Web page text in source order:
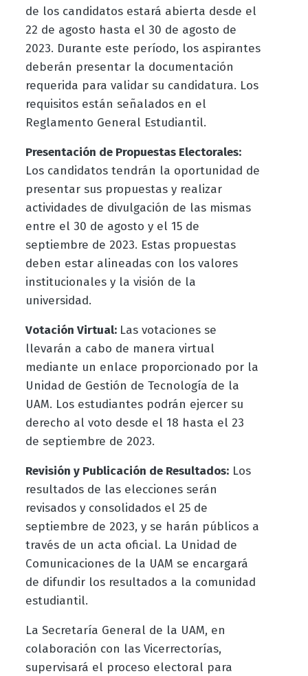
de los candidatos estará abierta desde el
22 de agosto hasta el 30 de agosto de
2023. Durante este período, los aspirantes
deberán presentar la documentación
requerida para validar su candidatura. Los
requisitos están señalados en el
Reglamento General Estudiantil.
Presentación de Propuestas Electorales:
Los candidatos tendrán la oportunidad de
presentar sus propuestas y realizar
actividades de divulgación de las mismas
entre el 30 de agosto y el 15 de
septiembre de 2023. Estas propuestas
deben estar alineadas con los valores
institucionales y la visión de la
universidad.
Votación Virtual: Las votaciones se
llevarán a cabo de manera virtual
mediante un enlace proporcionado por la
Unidad de Gestión de Tecnología de la
UAM. Los estudiantes podrán ejercer su
derecho al voto desde el 18 hasta el 23
de septiembre de 2023.
Revisión y Publicación de Resultados:Los
resultados de las elecciones serán
revisados y consolidados el 25 de
septiembre de 2023, y se harán públicos a
través de un acta oficial. La Unidad de
Comunicaciones de la UAM se encargará
de difundir los resultados a la comunidad
estudiantil.
La Secretaría General de la UAM, en
colaboración con las Vicerrectorías,
supervisará el proceso electoral para